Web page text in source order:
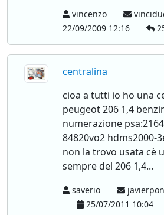
vincenzo
22/09/2009 12:16
centralina
cioa a tutti io ho una
peugeot 206 1,4
numerazione
84820vo2 hdms2000-
non la trovo usata cè
sempre del 206 1,4...
saverio
25/07/2011 10:04